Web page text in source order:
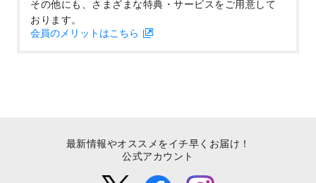
その他にも、さまざまな特典・サービスをご用意して
おります。
会員のメリットはこちら
最新情報やオススメをイチ早くお届け！
公式アカウント